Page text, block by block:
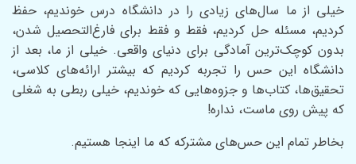
خیلی از ما سال‌های زیادی را در دانشگاه درس خوندیم، حفظ
کردیم، مسئله حل کردیم، فقط و فقط برای فارغ‌التحصیل شدن،
بدون کوچک‌ترین آمادگی برای دنیای واقعی. خیلی از ما، بعد از
دانشگاه این حس را تجربه کردیم که بیشتر ارائه‌های کلاسی،
تحقیق‌ها، کتاب‌ها و جزوه‌هایی که خوندیم، خیلی ربطی به شغلی
که پیش روی ماست، نداره!
بخاطر تمام این حس‌های مشترکه که ما اینجا هستیم.